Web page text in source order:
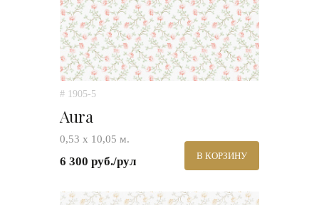
# 1905-5
Aura
0,53 х 10,05 м.
6 300 руб./рул В КОРЗИНУ